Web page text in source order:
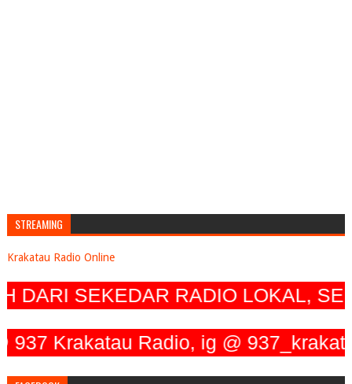
STREAMING
Krakatau Radio Online
SEKEDAR RADIO LOKAL,
Krakatau Radio, ig @